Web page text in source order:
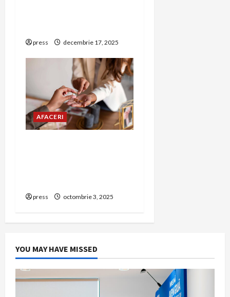
press decembrie 17, 2025
AFACERI
press octombrie 3, 2025
YOU MAY HAVE MISSED